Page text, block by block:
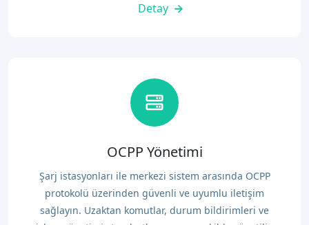
Detay
OCPP Yönetimi
Şarj istasyonları ile merkezi sistem arasında OCPP
protokolü üzerinden güvenli ve uyumlu iletişim
sağlayın. Uzaktan komutlar, durum bildirimleri ve